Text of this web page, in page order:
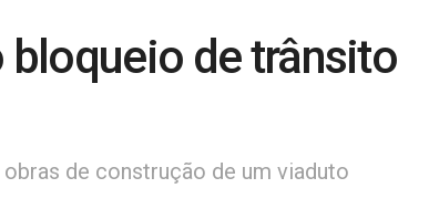
bloqueio de trânsito
de construção de um viaduto